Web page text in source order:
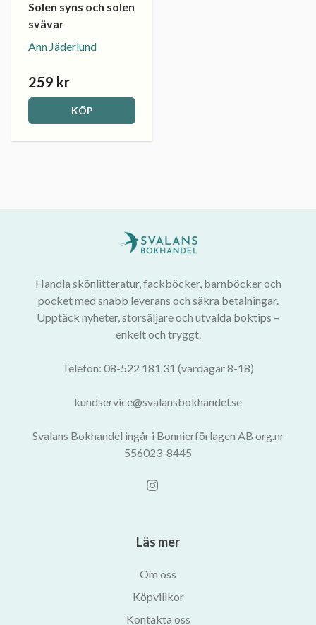
Solen syns och solen
svävar
Ann Jäderlund
259 kr
KÖP
Handla skönlitteratur, fackböcker, barnböcker och
pocket med snabb leverans och säkra betalningar.
Upptäck nyheter, storsäljare och utvalda boktips –
enkelt och tryggt.
Telefon: 08-522 181 31 (vardagar 8-18)
kundservice@svalansbokhandel.se
Svalans Bokhandel ingår i Bonnierförlagen AB org.nr
556023-8445
Läs mer
Om oss
Köpvillkor
Kontakta oss